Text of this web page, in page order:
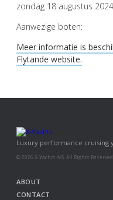
zondag 18 augustus
Aanwezige boten:
Meer informatie is
Flytande website.
Luxury performance cruising
© 2026 X-Yachts A/S. All Rights Reserved.
ABOUT
CONTACT